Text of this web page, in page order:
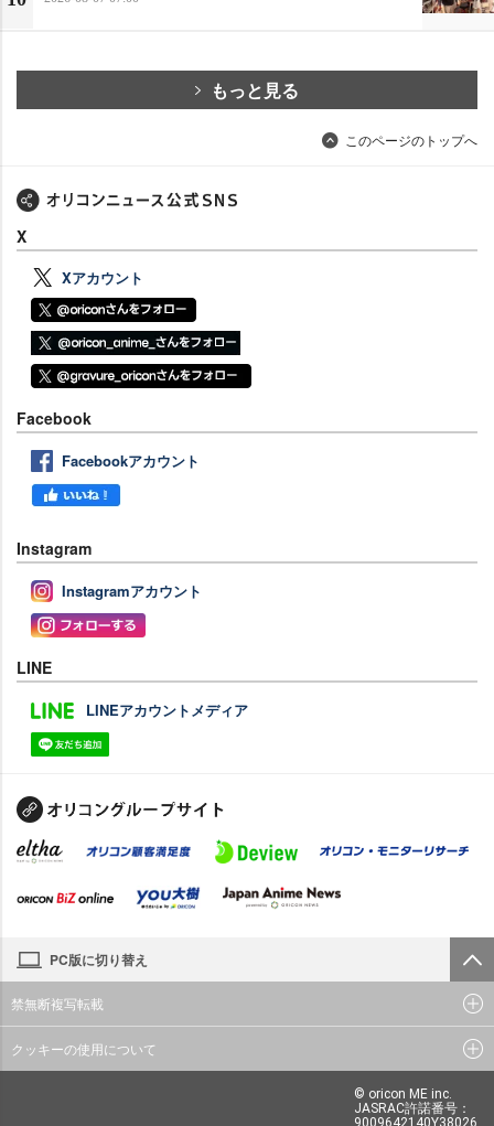
もっと見る
このページのトップへ
X
Xアカウント
Facebook
Facebookアカウント
Instagram
Instagramアカウント
LINE
LINEアカウントメディア
PC版に切り替え
禁無断複写転載
クッキーの使用について
© oricon ME inc.
JASRAC許諾番号：